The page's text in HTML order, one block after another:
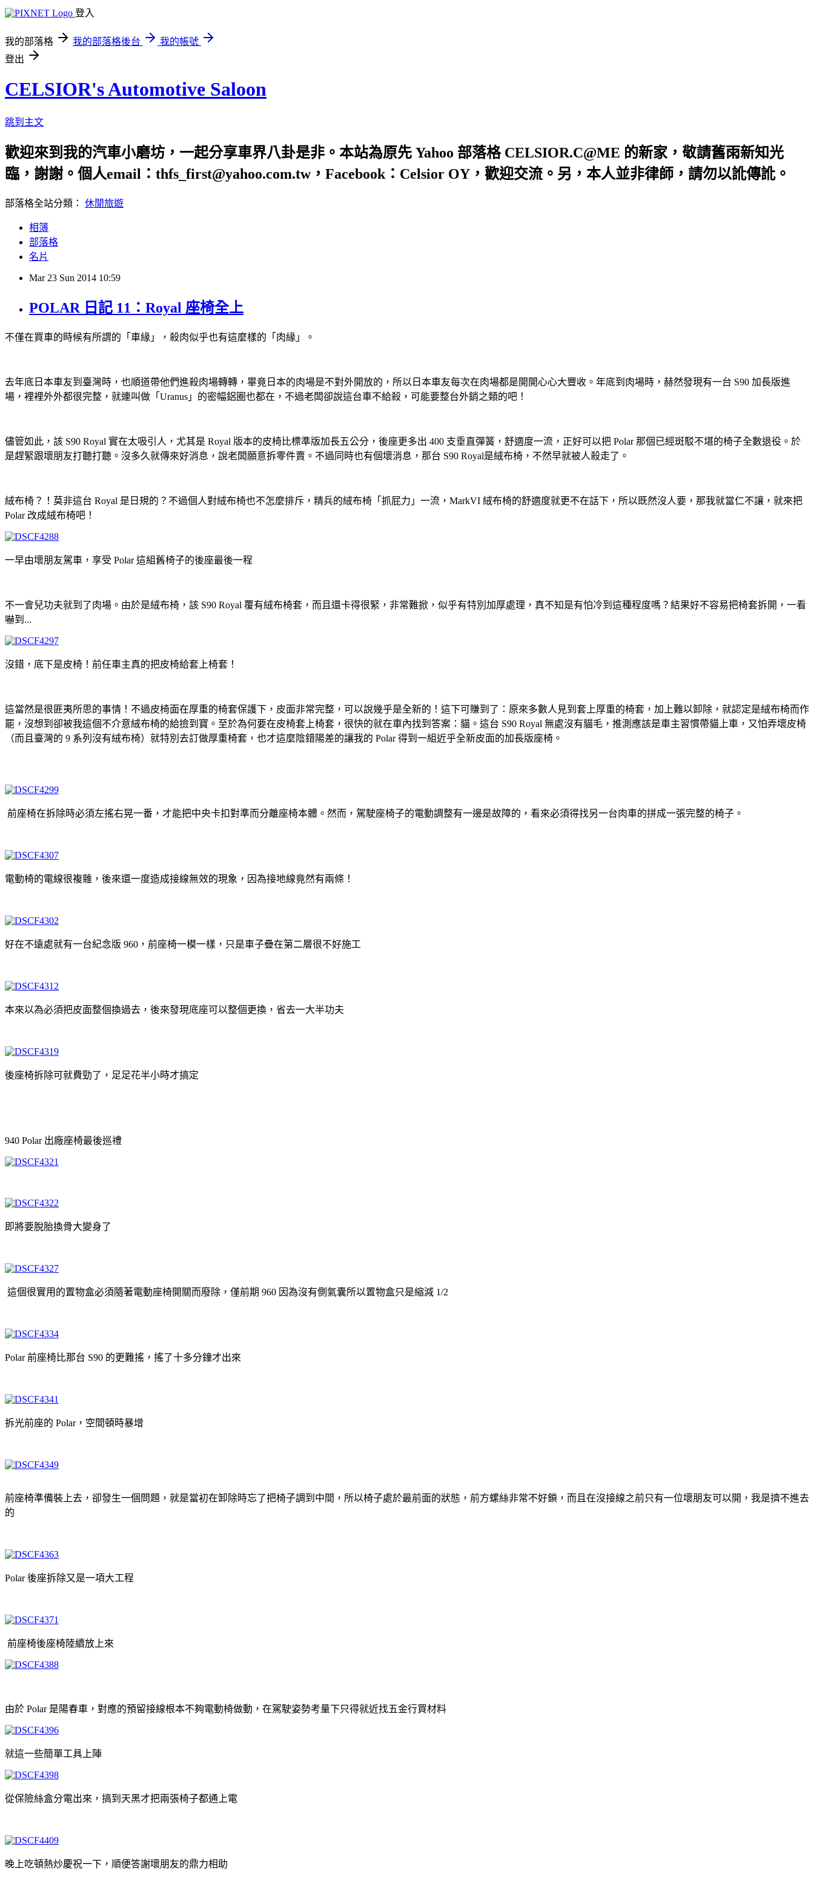
登入
我的部落格 我的部落格後台
我的帳號
登出
CELSIOR's Automotive Saloon
跳到主文
歡迎來到我的汽車小磨坊，一起分享車界八卦是非。本站為原先 Yahoo 部落格 CELSIOR.C@ME 的新家，敬請舊雨新知光
臨，謝謝。個人email：thfs_first@yahoo.com.tw，Facebook：Celsior OY，歡迎交流。另，本人並非律師，請勿以訛傳訛。
部落格全站分類： 休閒旅遊
相簿
部落格
名片
Mar 23 Sun 2014 10:59
POLAR 日記 11：Royal 座椅全上
不僅在買車的時候有所謂的「車緣」，殺肉似乎也有這麼樣的「肉緣」。
去年底日本車友到臺灣時，也順道帶他們進殺肉場轉轉，畢竟日本的肉場是不對外開放的，所以日本車友每次在肉場都是開開心心大豐收。年底到肉場時，赫然發現有一台 S90 加長版進
場，裡裡外外都很完整，就連叫做「Uranus」的密幅鋁圈也都在，不過老闆卻說這台車不給殺，可能要整台外銷之類的吧！
儘管如此，該 S90 Royal 實在太吸引人，尤其是 Royal 版本的皮椅比標準版加長五公分，後座更多出 400 支垂直彈簧，舒適度一流，正好可以把 Polar 那個已經斑駁不堪的椅子全數退役。於
是趕緊跟壞朋友打聽打聽。沒多久就傳來好消息，說老闆願意拆零件賣。不過同時也有個壞消息，那台 S90 Royal是絨布椅，不然早就被人殺走了。
絨布椅？！莫非這台 Royal 是日規的？不過個人對絨布椅也不怎麼排斥，精兵的絨布椅「抓屁力」一流，MarkVI 絨布椅的舒適度就更不在話下，所以既然沒人要，那我就當仁不讓，就來把
Polar 改成絨布椅吧！
一早由壞朋友駕車，享受 Polar 這組舊椅子的後座最後一程
不一會兒功夫就到了肉場。由於是絨布椅，該 S90 Royal 覆有絨布椅套，而且還卡得很緊，非常難掀，似乎有特別加厚處理，真不知是有怕冷到這種程度嗎？結果好不容易把椅套拆開，一看
嚇到...
沒錯，底下是皮椅！前任車主真的把皮椅給套上椅套！
這當然是很匪夷所思的事情！不過皮椅面在厚重的椅套保護下，皮面非常完整，可以說幾乎是全新的！這下可賺到了：原來多數人見到套上厚重的椅套，加上難以卸除，就認定是絨布椅而作
罷，沒想到卻被我這個不介意絨布椅的給撿到寶。至於為何要在皮椅套上椅套，很快的就在車內找到答案：貓。這台 S90 Royal 無處沒有貓毛，推測應該是車主習慣帶貓上車，又怕弄壞皮椅
（而且臺灣的 9 系列沒有絨布椅）就特別去訂做厚重椅套，也才這麼陰錯陽差的讓我的 Polar 得到一組近乎全新皮面的加長版座椅。
前座椅在拆除時必須左搖右晃一番，才能把中央卡扣對準而分離座椅本體。然而，駕駛座椅子的電動調整有一邊是故障的，看來必須得找另一台肉車的拼成一張完整的椅子。
電動椅的電線很複雜，後來還一度造成接線無效的現象，因為接地線竟然有兩條！
好在不遠處就有一台紀念版 960，前座椅一模一樣，只是車子疊在第二層很不好施工
本來以為必須把皮面整個換過去，後來發現底座可以整個更換，省去一大半功夫
後座椅拆除可就費勁了，足足花半小時才搞定
940 Polar 出廠座椅最後巡禮
即將要脫胎換骨大變身了
這個很實用的置物盒必須隨著電動座椅開關而廢除，僅前期 960 因為沒有側氣囊所以置物盒只是縮減 1/2
Polar 前座椅比那台 S90 的更難搖，搖了十多分鐘才出來
拆光前座的 Polar，空間頓時暴增
前座椅準備裝上去，卻發生一個問題，就是當初在卸除時忘了把椅子調到中間，所以椅子處於最前面的狀態，前方螺絲非常不好鎖，而且在沒接線之前只有一位壞朋友可以開，我是擠不進去
的
Polar 後座拆除又是一項大工程
前座椅後座椅陸續放上來
由於 Polar 是陽春車，對應的預留接線根本不夠電動椅做動，在駕駛姿勢考量下只得就近找五金行買材料
就這一些簡單工具上陣
從保險絲盒分電出來，搞到天黑才把兩張椅子都通上電
晚上吃頓熱炒慶祝一下，順便答謝壞朋友的鼎力相助